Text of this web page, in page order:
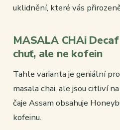
uklidnění, které vás
MASALA CHAi
chuť, ale ne kofein
Tahle varianta je geniální
masala chai, ale jsou citliví
čaje Assam obsahuje
kofeinu.